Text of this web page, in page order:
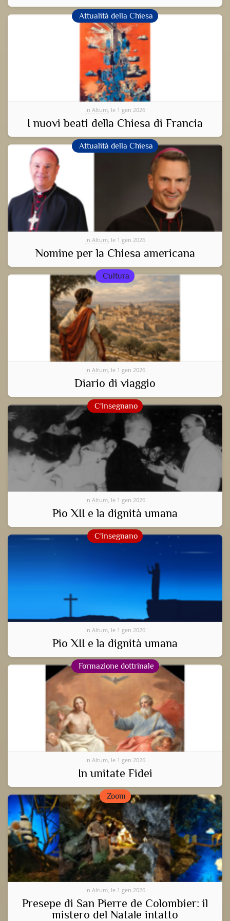
Attualità della Chiesa
In Altum, le 1 gen 2026
I nuovi beati della Chiesa di Francia
Attualità della Chiesa
In Altum, le 1 gen 2026
Nomine per la Chiesa americana
Cultura
In Altum, le 1 gen 2026
Diario di viaggio
C'insegnano
In Altum, le 1 gen 2026
Pio XII e la dignità umana
C'insegnano
In Altum, le 1 gen 2026
Pio XII e la dignità umana
Formazione dottrinale
In Altum, le 1 gen 2026
In unitate Fidei
Zoom
In Altum, le 1 gen 2026
Presepe di San Pierre de Colombier: il
mistero del Natale intatto